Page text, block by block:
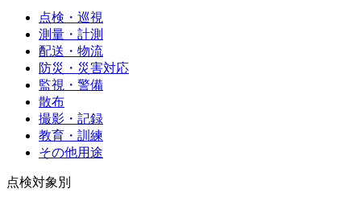
点検・巡視
測量・計測
配送・物流
防災・災害対応
監視・警備
散布
撮影・記録
教育・訓練
その他用途
点検対象別